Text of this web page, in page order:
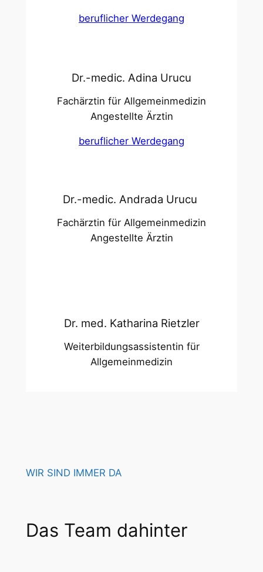
beruflicher Werdegang
Dr.-medic. Adina Urucu
Fachärztin für Allgemeinmedizin
Angestellte Ärztin
beruflicher Werdegang
Dr.-medic. Andrada Urucu
Fachärztin für Allgemeinmedizin
Angestellte Ärztin
Dr. med. Katharina Rietzler
Weiterbildungsassistentin für
Allgemeinmedizin
WIR SIND IMMER DA
Das Team dahinter